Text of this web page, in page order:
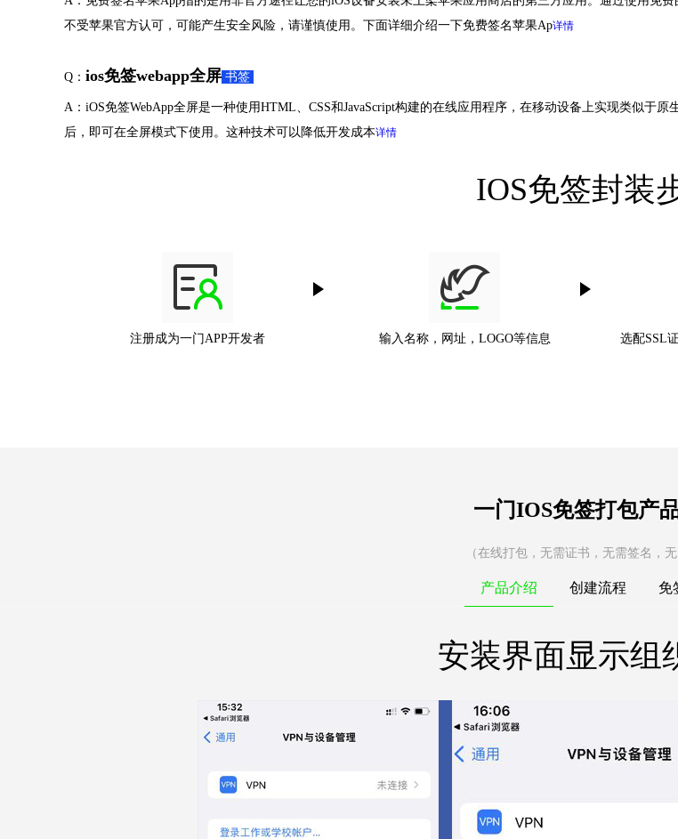
不受苹果官方认可，可能产生安全风险，请谨慎使用。下面详细介绍一下免费签名苹果Ap详情
Q： ios免签webapp全屏 书签
A：iOS免签WebApp全屏是一种使用HTML、CSS和JavaScript构建的在线应用程序，在移动设备上实现类似于
后，即可在全屏模式下使用。这种技术可以降低开发成本详情
IOS免签封装
注册成为一门APP开发者 输入名称，网址，LOGO等信息
选配SSL
一门IOS免签打包产
（在线打包，无需证书，无需签名，无
产品介绍 创建流程 免
安装界面显示组